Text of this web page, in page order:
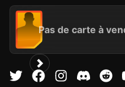
Pas de carte à